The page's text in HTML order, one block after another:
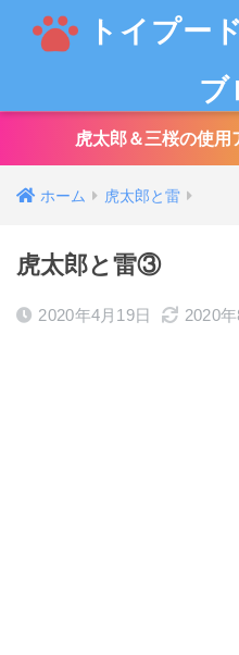
トイプー
ブ
虎太郎＆三桜の使
ホーム 虎太郎と雷
虎太郎と雷③
2020年4月19日 2020